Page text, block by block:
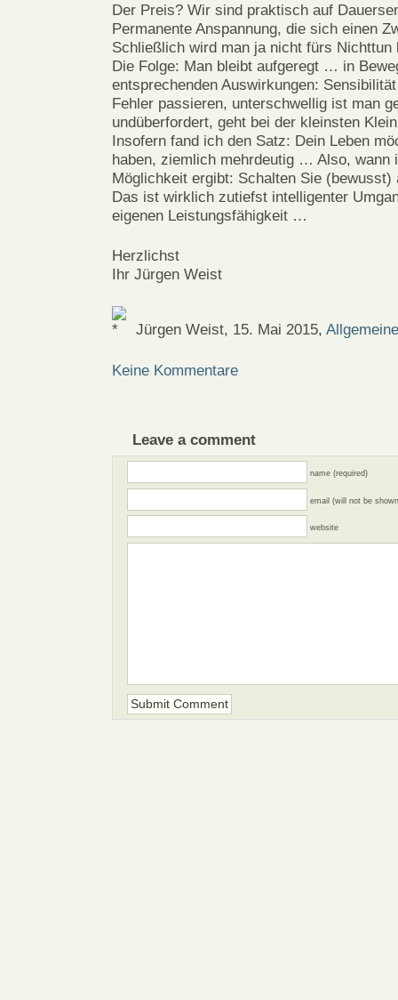
Der Preis? Wir sind praktisch auf
Permanente Anspannung, die sich einen
Schließlich wird man ja nicht fürs Nichttun
Die Folge: Man bleibt aufgeregt … in
entsprechenden Auswirkungen:
Fehler passieren, unterschwellig ist man
undüberfordert, geht bei der kleinsten
Insofern fand ich den Satz: Dein Leben
haben, ziemlich mehrdeutig … Also, wann
Möglichkeit ergibt: Schalten Sie (bewusst)
Das ist wirklich zutiefst intelligenter
eigenen Leistungsfähigkeit …
Herzlichst
Ihr Jürgen Weist
Jürgen Weist, 15. Mai 2015,
Keine Kommentare
Leave a comment
name (required)
email (will not be
website